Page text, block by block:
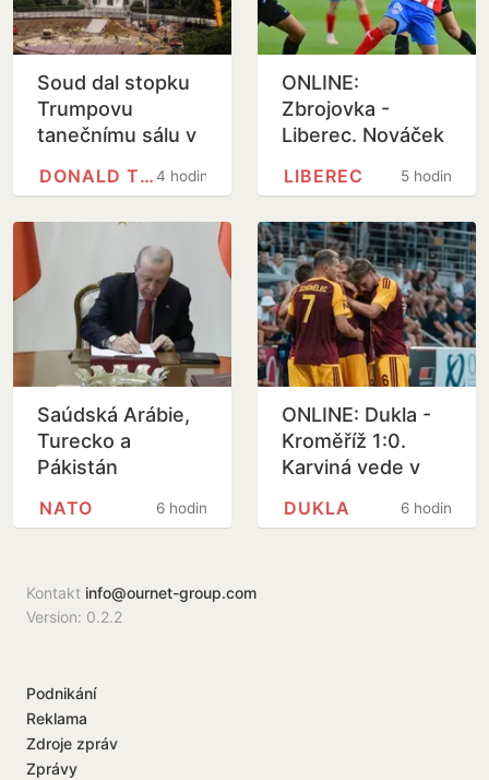
Soud dal stopku
Trumpovu
tanečnímu sálu v
4 hodiny
DONALD TRUMP
ONLINE:
Zbrojovka -
Liberec. Nováček
je poprvé v akci
5 hodin
LIBEREC
Saúdská Arábie,
Turecko a
Pákistán
obrannou dohodu
6 hodin
NATO
ONLINE: Dukla -
Kroměříž 1:0.
Karviná vede v
B porazila Třinec
6 hodin
DUKLA
Kontakt info@ournet-group.com
Version: 0.2.2
Podnikání
Reklama
Zdroje zpráv
Zprávy